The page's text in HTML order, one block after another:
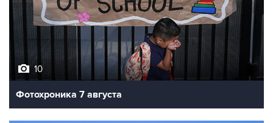
10
Фотохроника 7 августа